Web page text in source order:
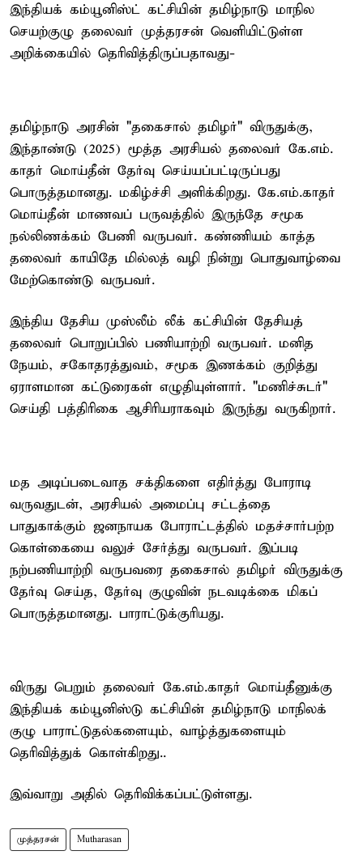
இந்தியக் கம்யூனிஸ்ட் கட்சியின் தமிழ்நாடு மாநில
செயற்குழு தலைவர் முத்தரசன் வெளியிட்டுள்ள
அறிக்கையில் தெரிவித்திருப்பதாவது-
தமிழ்நாடு அரசின் "தகைசால் தமிழர்" விருதுக்கு,
இந்தாண்டு (2025) மூத்த அரசியல் தலைவர் கே.எம்.
காதர் மொய்தீன் தேர்வு செய்யப்பட்டிருப்பது
பொருத்தமானது. மகிழ்ச்சி அளிக்கிறது. கே.எம்.காதர்
மொய்தீன் மாணவப் பருவத்தில் இருந்தே சமூக
நல்லிணக்கம் பேணி வருபவர். கண்ணியம் காத்த
தலைவர் காயிதே மில்லத் வழி நின்று பொதுவாழ்வை
மேற்கொண்டு வருபவர்.
இந்திய தேசிய முஸ்லீம் லீக் கட்சியின் தேசியத்
தலைவர் பொறுப்பில் பணியாற்றி வருபவர். மனித
நேயம், சகோதரத்துவம், சமூக இணக்கம் குறித்து
ஏராளமான கட்டுரைகள் எழுதியுள்ளார். "மணிச்சுடர்"
செய்தி பத்திரிகை ஆசிரியராகவும் இருந்து வருகிறார்.
மத அடிப்படைவாத சக்திகளை எதிர்த்து போராடி
வருவதுடன், அரசியல் அமைப்பு சட்டத்தை
பாதுகாக்கும் ஜனநாயக போராட்டத்தில் மதச்சார்பற்ற
கொள்கையை வலுச் சேர்த்து வருபவர். இப்படி
நற்பணியாற்றி வருபவரை தகைசால் தமிழர் விருதுக்கு
தேர்வு செய்த, தேர்வு குழுவின் நடவடிக்கை மிகப்
பொருத்தமானது. பாராட்டுக்குரியது.
விருது பெறும் தலைவர் கே.எம்.காதர் மொய்தீனுக்கு
இந்தியக் கம்யூனிஸ்டு கட்சியின் தமிழ்நாடு மாநிலக்
குழு பாராட்டுதல்களையும், வாழ்த்துகளையும்
தெரிவித்துக் கொள்கிறது..
இவ்வாறு அதில் தெரிவிக்கப்பட்டுள்ளது.
முத்தரசன் Mutharasan